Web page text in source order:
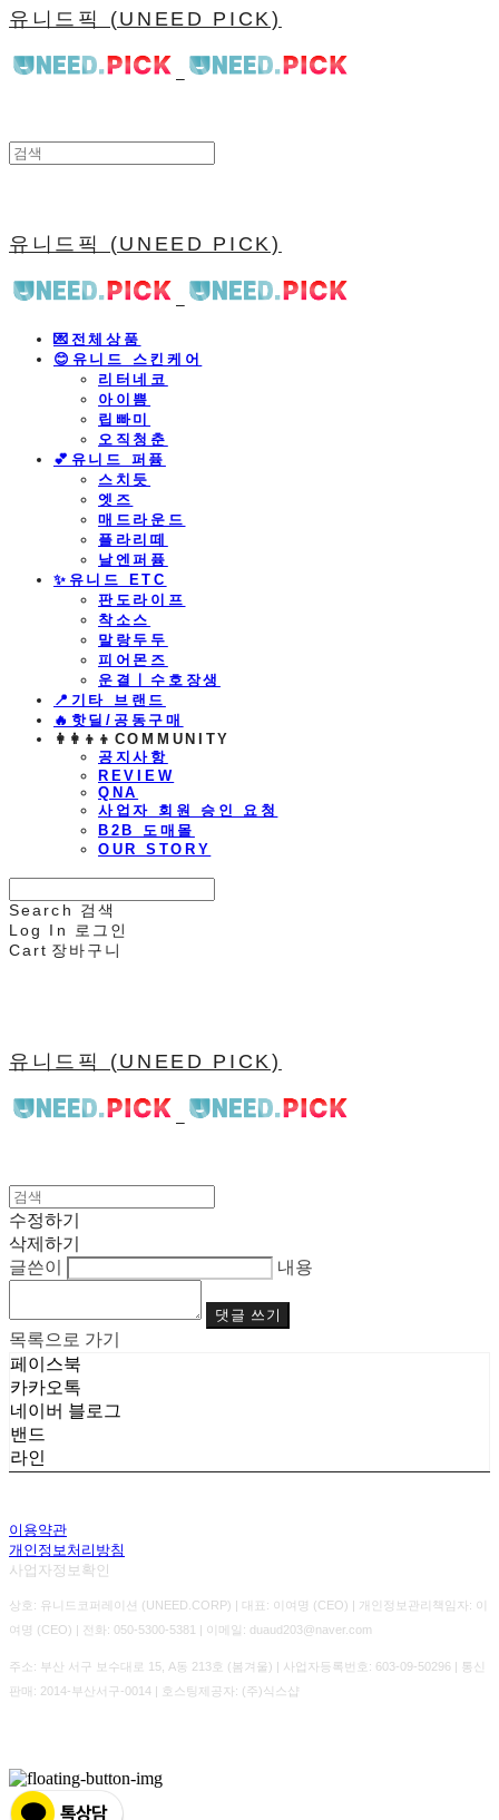
유니드픽 (UNEED PICK)
유니드픽 (UNEED PICK)
💌전체상품
😊유니드 스킨케어
리터네코
아이쁨
립빠미
오직청춘
💕유니드 퍼퓸
스치듯
엣즈
매드라운드
플라리떼
날엔퍼퓸
​✨유니드 ETC
판도라이프
착소스
말랑두두
피어몬즈
운결ㅣ수호장생
📍기타 브랜드
🔥핫딜/공동구매
👩‍👩‍👦‍👦COMMUNITY
공지사항
REVIEW
QNA
사업자 회원 승인 요청
B2B 도매몰
OUR STORY
Search
검색
Log In
로그인
Cart 장바구니
유니드픽 (UNEED PICK)
수정하기
삭제하기
글쓴이
내용
댓글 쓰기
목록으로 가기
페이스북
카카오톡
네이버 블로그
밴드
라인
이용약관
개인정보처리방침
사업자정보확인
상호: 유니드코퍼레이션 (UNEED.CORP) | 대표: 이여명 (CEO) | 개인정보관리책임자: 이
여명 (CEO) | 전화: 050-5300-5381 | 이메일: duaud203@naver.com
주소: 부산 서구 보수대로 15, A동 213호 (봄겨울) | 사업자등록번호: 603-09-50296 | 통신
판매: 2014-부산서구-0014 | 호스팅제공자: (주)식스샵